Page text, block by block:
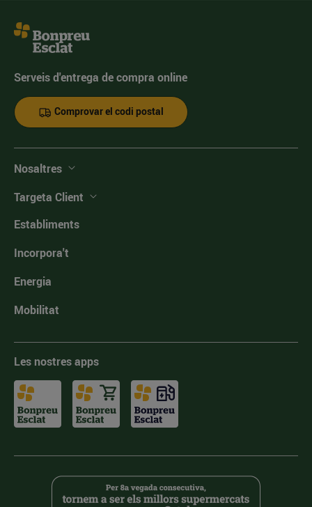
Serveis d'entrega de compra online
Comprovar el codi postal
Nosaltres
Targeta Client
Establiments
Incorpora't
Energia
Mobilitat
Les nostres apps